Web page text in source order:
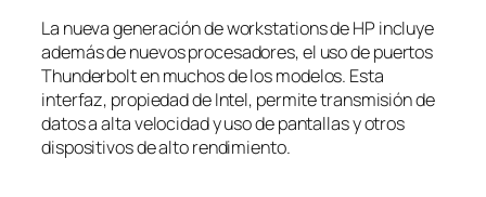
La nueva generación de workstations de HP incluye
además de nuevos procesadores, el uso de puertos
Thunderbolt en muchos de los modelos. Esta
interfaz, propiedad de Intel, permite transmisión de
datos a alta velocidad y uso de pantallas y otros
dispositivos de alto rendimiento.